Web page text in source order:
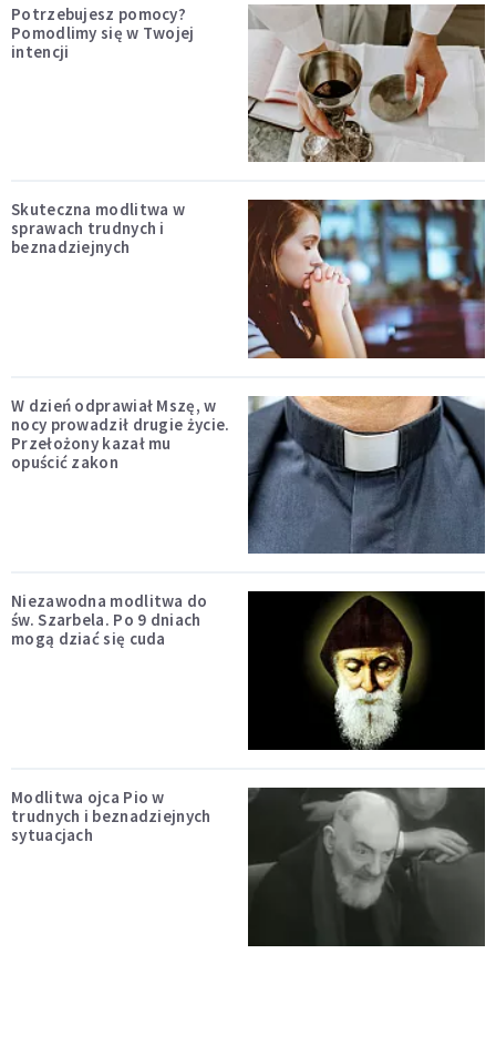
Potrzebujesz pomocy?
Pomodlimy się w Twojej
intencji
Skuteczna modlitwa w
sprawach trudnych i
beznadziejnych
W dzień odprawiał Mszę, w
nocy prowadził drugie życie.
Przełożony kazał mu
opuścić zakon
Niezawodna modlitwa do
św. Szarbela. Po 9 dniach
mogą dziać się cuda
Modlitwa ojca Pio w
trudnych i beznadziejnych
sytuacjach